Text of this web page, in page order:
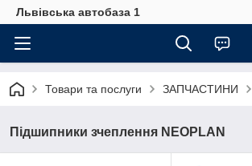
Львівська автобаза 1
Товари та послуги ЗАПЧАСТИНИ
Підшипники зчеплення NEOPLAN